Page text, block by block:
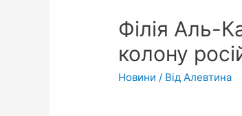
Філія Аль-
колону
Новини / ВідАлевтина